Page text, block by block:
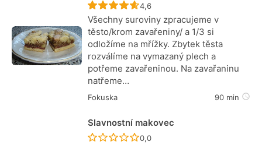
Recept ještě nebyl hodnocen
4,6
Všechny suroviny zpracujeme v
těsto/krom zavařeniny/ a 1/3 si
odložíme na mřížky. Zbytek těsta
rozválíme na vymazaný plech a
potřeme zavařeninou. Na zavařaninu
natřeme…
Fokuska 90 min
Slavnostní makovec
Recept ještě nebyl hodnocen
0,0